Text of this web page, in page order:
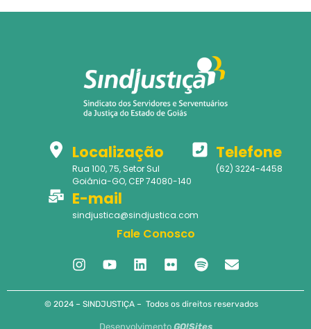
Localização
Rua 100, 75, Setor Sul
Goiânia-GO, CEP 74080-140
Telefone
(62) 3224-4458
E-mail
sindjustica@sindjustica.com
Fale Conosco
© 2024 – SINDJUSTIÇA – Todos os direitos reservados
Desenvolvimento GO!Sites